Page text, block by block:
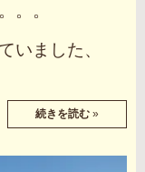
。。
いました、
続きを読む »